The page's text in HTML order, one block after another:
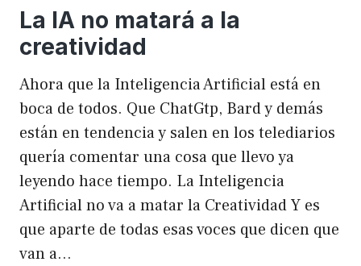
SEO
La IA no matará a la
creatividad
Ahora que la Inteligencia Artificial está en
boca de todos. Que ChatGtp, Bard y demás
están en tendencia y salen en los telediarios
quería comentar una cosa que llevo ya
leyendo hace tiempo. La Inteligencia
Artificial no va a matar la Creatividad Y es
que aparte de todas esas voces que dicen que
van a…